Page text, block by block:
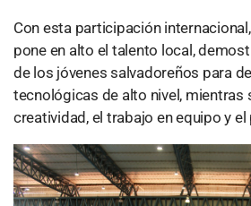
Con esta participación
pone en alto el talento local,
de los jóvenes salvadoreños para
tecnológicas de alto nivel, mientras
creatividad, el trabajo en equipo y